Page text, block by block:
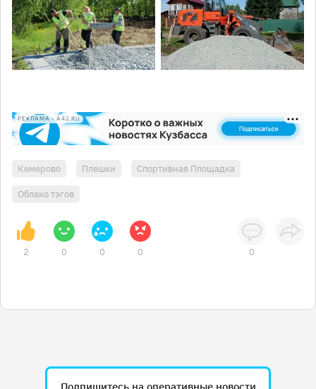
РЕКЛАМА • A42.RU
Кемерово Плешки Спортивная Площадка
Облако тэгов
2 0 0 0 0